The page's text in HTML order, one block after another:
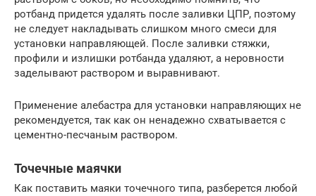
ротбанд придется удалять после заливки ЦПР, поэтому
не следует накладывать слишком много смеси для
установки направляющей. После заливки стяжки,
профили и излишки ротбанда удаляют, а неровности
заделывают раствором и выравнивают.
Применение алебастра для установки направляющих не
рекомендуется, так как он ненадежно схватывается с
цементно-песчаным раствором.
Точечные маячки
Как поставить маяки точечного типа, разберется любой